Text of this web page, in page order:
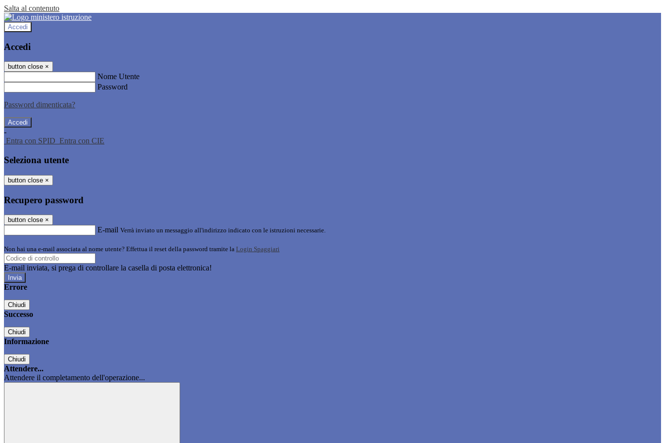
Salta al contenuto
Accedi
Accedi
button close ×
Nome Utente
Password
Password dimenticata?
-
Entra con SPID Entra con CIE
Seleziona utente
button close ×
Recupero password
button close ×
E-mail Verrà inviato un messaggio all'indirizzo indicato con le istruzioni necessarie.
Non hai una e-mail associata al nome utente? Effettua il reset della password tramite la Login Spaggiari
E-mail inviata, si prega di controllare la casella di posta elettronica!
Errore
Chiudi
Successo
Chiudi
Informazione
Chiudi
Attendere...
Attendere il completamento dell'operazione...